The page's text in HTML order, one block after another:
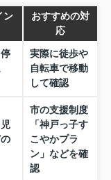
ン
おすすめの対
応
実際に徒歩や
自転車で移動
して確認
市の支援制度
「神戸っ子す
こやかプラ
ン」などを確
認